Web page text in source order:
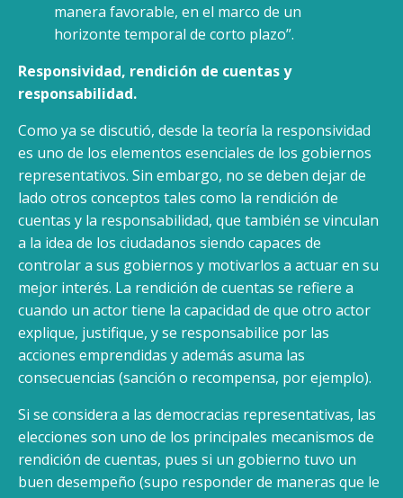
manera favorable, en el marco de un
horizonte temporal de corto plazo”.
Responsividad, rendición de cuentas y
responsabilidad.
Como ya se discutió, desde la teoría la responsividad
es uno de los elementos esenciales de los gobiernos
representativos. Sin embargo, no se deben dejar de
lado otros conceptos tales como la rendición de
cuentas y la responsabilidad, que también se vinculan
a la idea de los ciudadanos siendo capaces de
controlar a sus gobiernos y motivarlos a actuar en su
mejor interés. La rendición de cuentas se refiere a
cuando un actor tiene la capacidad de que otro actor
explique, justifique, y se responsabilice por las
acciones emprendidas y además asuma las
consecuencias (sanción o recompensa, por ejemplo).
Si se considera a las democracias representativas, las
elecciones son uno de los principales mecanismos de
rendición de cuentas, pues si un gobierno tuvo un
buen desempeño (supo responder de maneras que le